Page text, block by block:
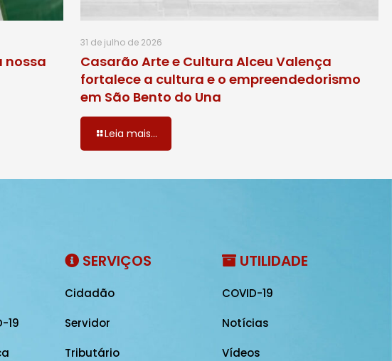
nossa
31 de julho de 2026
Casarão Arte e Cultura Alceu Valença
fortalece a cultura e o empreendedorismo
em São Bento do Una
Leia mais...
19
SERVIÇOS
Cidadão
Servidor
Tributário
UTILIDADE
COVID-19
Notícias
Vídeos